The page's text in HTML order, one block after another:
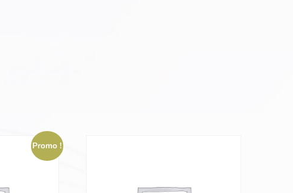
Promo !